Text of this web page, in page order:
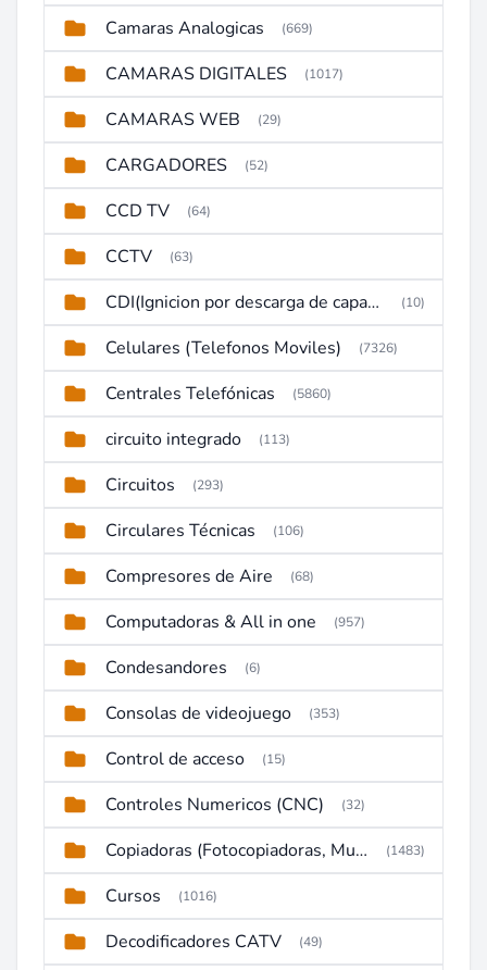
Camaras Analogicas (669)
CAMARAS DIGITALES (1017)
CAMARAS WEB (29)
CARGADORES (52)
CCD TV (64)
CCTV (63)
CDI(Ignicion por descarga de capacitor) (10)
Celulares (Telefonos Moviles) (7326)
Centrales Telefónicas (5860)
circuito integrado (113)
Circuitos (293)
Circulares Técnicas (106)
Compresores de Aire (68)
Computadoras & All in one (957)
Condesandores (6)
Consolas de videojuego (353)
Control de acceso (15)
Controles Numericos (CNC) (32)
Copiadoras (Fotocopiadoras, Multifunctions, Ploter, etc) (1483)
Cursos (1016)
Decodificadores CATV (49)